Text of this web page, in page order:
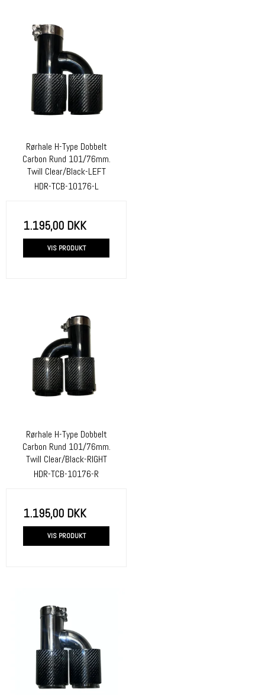
Rørhale H-Type Dobbelt
Carbon Rund 101/76mm.
Twill Clear/Black-LEFT
HDR-TCB-10176-L
1.195,00 DKK
VIS PRODUKT
Rørhale H-Type Dobbelt
Carbon Rund 101/76mm.
Twill Clear/Black-RIGHT
HDR-TCB-10176-R
1.195,00 DKK
VIS PRODUKT